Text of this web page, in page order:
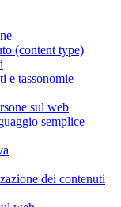
(content type)
e tassonomie
sul web
semplice
dei contenuti